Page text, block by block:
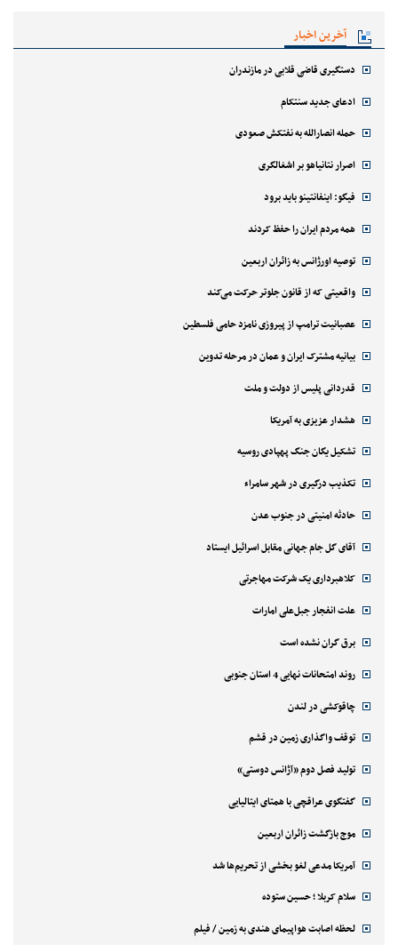
آخرین اخبار
دستگیری قاضی قلابی در مازندران
ادعای جدید سنتکام
حمله انصارالله به نفتکش صعودی
اصرار نتانیاهو بر اشغالگری
فیگو: اینفانتینو باید برود
همه مردم ایران را حفظ کردند
توصیه اورژانس به زائران اربعین
واقعیتی که از قانون جلوتر حرکت می‌کند
عصبانیت ترامپ از پیروزی نامزد حامی فلسطین
بیانیه مشترک ایران و عمان در مرحله تدوین
قدردانی پلیس از دولت و ملت
هشدار عزیزی به آمریکا
تشکیل یگان جنگ پهپادی روسیه
تکذیب درگیری در شهر سامراء
حادثه امنیتی در جنوب عدن
آقای گل جام جهانی مقابل اسرائیل ایستاد
کلاهبرداری یک شرکت مهاجرتی
علت انفجار جبل‌علی امارات
برق گران نشده است
روند امتحانات نهایی 4 استان جنوبی
چاقوکشی در لندن
توقف واگذاری زمین در قشم
تولید فصل دوم «آژانس دوستی»
گفتگوی عراقچی با همتای ایتالیایی
موج بازگشت زائران اربعین
آمریکا مدعی لغو بخشی از تحریم‌ها شد
سلام کربلا ؛ حسین ستوده
لحظه اصابت هواپیمای هندی به زمین / فیلم